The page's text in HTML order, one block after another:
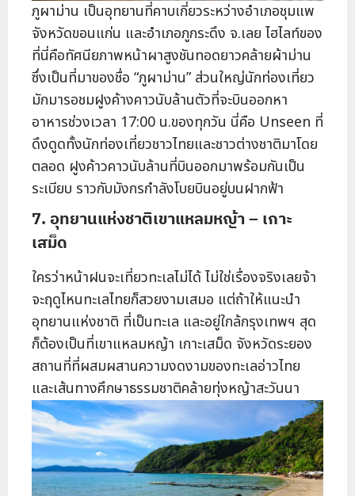
ภูผาม่าน เป็นอุทยานที่คาบเกี่ยวระหว่างอำเภอชุมแพ
จังหวัดขอนแก่น และอำเภอภูกระดึง จ.เลย ไฮไลท์ของ
ที่นี่คือทัศนียภาพหน้าผาสูงชันทอดยาวคล้ายผ้าม่าน
ซึ่งเป็นที่มาของชื่อ “ภูผาม่าน” ส่วนใหญ่นักท่องเที่ยว
มักมารอชมฝูงค้างคาวนับล้านตัวที่จะบินออกหา
อาหารช่วงเวลา 17:00 น.ของทุกวัน นี่คือ Unseen ที่
ดึงดูดทั้งนักท่องเที่ยวชาวไทยและชาวต่างชาติมาโดย
ตลอด ฝูงค้าวคาวนับล้านที่บินออกมาพร้อมกันเป็น
ระเบียบ ราวกับมังกรกำลังโบยบินอยู่บนฝากฟ้า
7. อุทยานแห่งชาติเขาแหลมหญ้า– เกาะ
เสม็ด
ใครว่าหน้าฝนจะเที่ยวทะเลไม่ได้ ไม่ใช่เรื่องจริงเลยจ้า
จะฤดูไหนทะเลไทยก็สวยงามเสมอ แต่ถ้าให้แนะนำ
อุทยานแห่งชาติ ที่เป็นทะเล และอยู่ใกล้กรุงเทพฯ สุด
ก็ต้องเป็นที่เขาแหลมหญ้า เกาะเสม็ด จังหวัดระยอง
สถานที่ที่ผสมผสานความงดงามของทะเลอ่าวไทย
และเส้นทางศึกษาธรรมชาติคล้ายทุ่งหญ้าสะวันนา